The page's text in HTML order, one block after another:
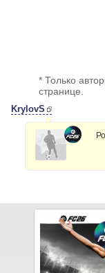
* Только
странице.
KrylovS